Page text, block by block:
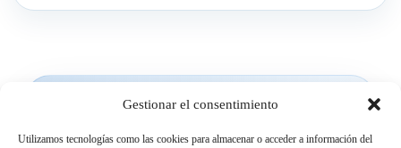
Gestionar el consentimiento
Utilizamos tecnologías como las cookies para almacenar o acceder a información del